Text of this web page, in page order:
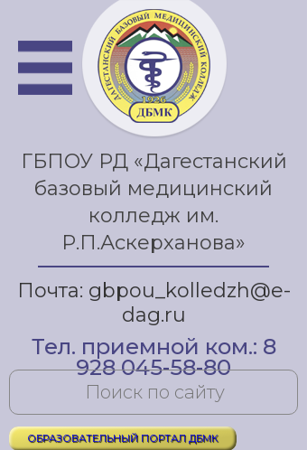
ГБПОУ РД «Дагестанский
базовый медицинский
колледж им.
Р.П.Аскерханова»
Почта: gbpou_kolledzh@e-
dag.ru
Тел. приемной ком.: 8
928 045-58-80
ОБРАЗОВАТЕЛЬНЫЙ ПОРТАЛ ДБМК